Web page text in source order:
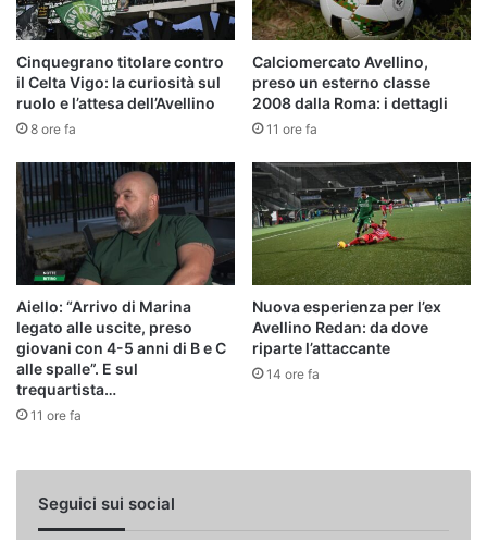
Cinquegrano titolare contro
il Celta Vigo: la curiosità sul
ruolo e l’attesa dell’Avellino
8 ore fa
Calciomercato Avellino,
preso un esterno classe
2008 dalla Roma: i dettagli
11 ore fa
Aiello: “Arrivo di Marina
legato alle uscite, preso
giovani con 4-5 anni di B e C
alle spalle”. E sul
trequartista…
11 ore fa
Nuova esperienza per l’ex
Avellino Redan: da dove
riparte l’attaccante
14 ore fa
Seguici sui social